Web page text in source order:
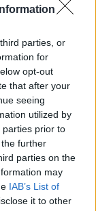
parties, or
for
opt-out
that after your
seeing
utilized by
parties prior to
further
parties on the
may
IAB’s List of
it to other